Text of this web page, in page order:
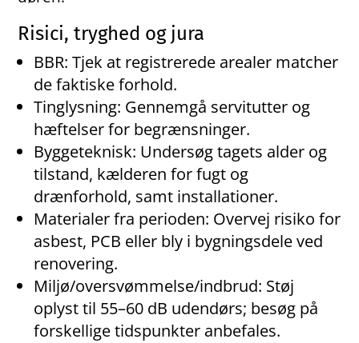
Risici, tryghed og jura
BBR: Tjek at registrerede arealer matcher
de faktiske forhold.
Tinglysning: Gennemgå servitutter og
hæftelser for begrænsninger.
Byggeteknisk: Undersøg tagets alder og
tilstand, kælderen for fugt og
drænforhold, samt installationer.
Materialer fra perioden: Overvej risiko for
asbest, PCB eller bly i bygningsdele ved
renovering.
Miljø/oversvømmelse/indbrud: Støj
oplyst til 55–60 dB udendørs; besøg på
forskellige tidspunkter anbefales.